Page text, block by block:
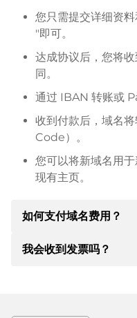
您只需提交详细资
"即可。
达成协议后，您将
同。
通过 IBAN 转账或
收到付款后，域名
Code）。
您可以将新域名用
现有主页。
如何支付域名费用？
达成协议后，房东将通
我会收到发票吗？